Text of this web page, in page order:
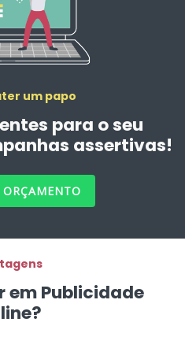
um papo
para o seu
assertivas!
em Publicidade